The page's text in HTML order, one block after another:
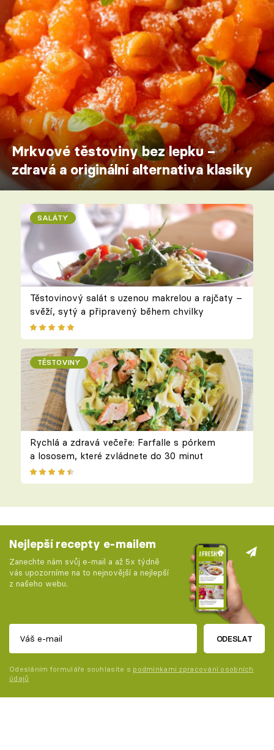
Mrkvové těstoviny bez lepku –
zdravá a originální alternativa klasiky
SALÁTY
Těstovinový salát s uzenou makrelou a rajčaty –
svěží, sytý a připravený během chvilky
TĚSTOVINY
Rychlá a zdravá večeře: Farfalle s pórkem
a lososem, které zvládnete do 30 minut
Nejlepší recepty e-mailem
Zanechte nám svůj e-mail a až 5x týdně
vás upozorníme na to nejnovější a nejlepší
z našeho webu.
ODESLAT
Odesláním formuláře souhlasíte s podmínkami zpracování osobních
údajů